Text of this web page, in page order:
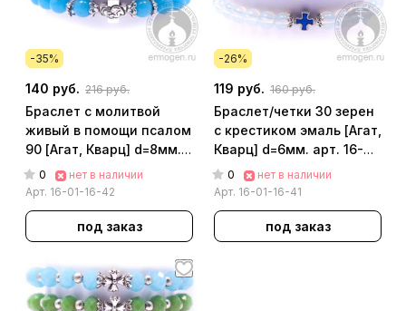
-35%
140 руб. 216 руб.
Браслет с молитвой
живый в помощи псалом
90 [Агат, Кварц] d=8мм.
арт. 16-01-16-42
0
нет в наличии
Арт. 16-01-16-42
под заказ
-26%
119 руб. 160 руб.
Браслет/четки 30 зерен
с крестиком эмаль [Агат,
Кварц] d=6мм. арт. 16-
01-16-41
0
нет в наличии
Арт. 16-01-16-41
под заказ